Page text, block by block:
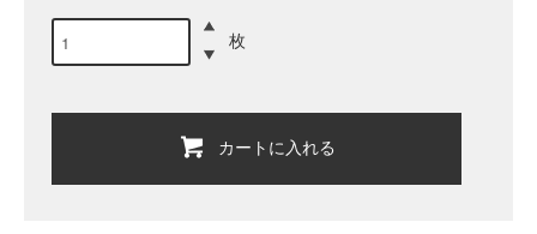
枚
カートに入れる